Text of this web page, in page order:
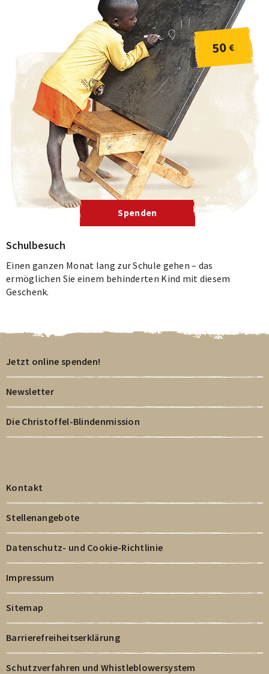
50€
Spenden
Schulbesuch
Einen ganzen Monat lang zur Schule gehen – das
ermöglichen Sie einem behinderten Kind mit diesem
Geschenk.
Jetzt online spenden!
Newsletter
Die Christoffel-Blindenmission
Kontakt
Stellenangebote
Datenschutz- und Cookie-Richtlinie
Impressum
Sitemap
Barrierefreiheitserklärung
Schutzverfahren und Whistleblowersystem